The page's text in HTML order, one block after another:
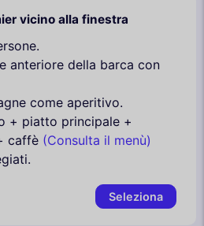
vicino alla finestra
anteriore della barca con
come aperitivo.
+ piatto principale +
caffè (Consulta il menù)
Seleziona